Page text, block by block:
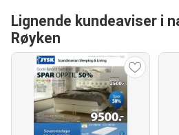
Lignende kundeaviser i
Røyken